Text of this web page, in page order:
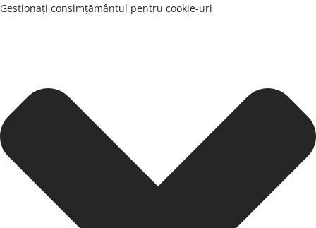
Gestionați consimțământul pentru cookie-uri